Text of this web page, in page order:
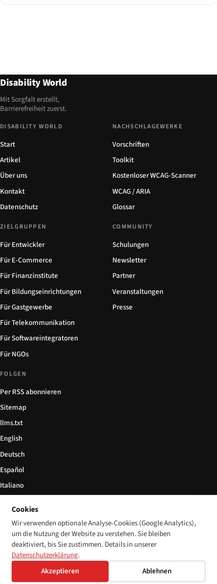
BambooHR, Workable, JazzHR und SmartRecruiters.
Disability World
Mit Sorgfalt erstellt,
Barrierefreiheit zuerst.
DISABILITY WORLD
Start
Artikel
Über uns
Kontakt
Datenschutz
NACHSCHLAGEWERKE
Vorschriften
Toolkit
Kostenloser WCAG-Scanner
WCAG / ARIA
Glossar
ZIELGRUPPEN
Für Entwickler
Für E-Commerce
Für Finanzinstitute
Für Bildungseinrichtungen
Für Gastgewerbe
Für Telekommunikation
Für Softwareintegratoren
Für NGOs
COMMUNITY
Schulungen
Newsletter
Partner
Veranstaltungen
Presse
FOLGEN
Per RSS abonnieren
Sitemap
llms.txt
English
Deutsch
Español
Italiano
© 2026 Disability World. Alle Rechte vorbehalten. Cookie-Einstellungen
EnglishDeutschEspañol 简体中文Polski
Cookies
Wir verwenden optionale Analyse-Cookies (Google Analytics),
um die Nutzung der Website zu verstehen. Sie bleiben
deaktiviert, bis Sie zustimmen. Details in unserer
Datenschutzerklärung.
Akzeptieren
Ablehnen